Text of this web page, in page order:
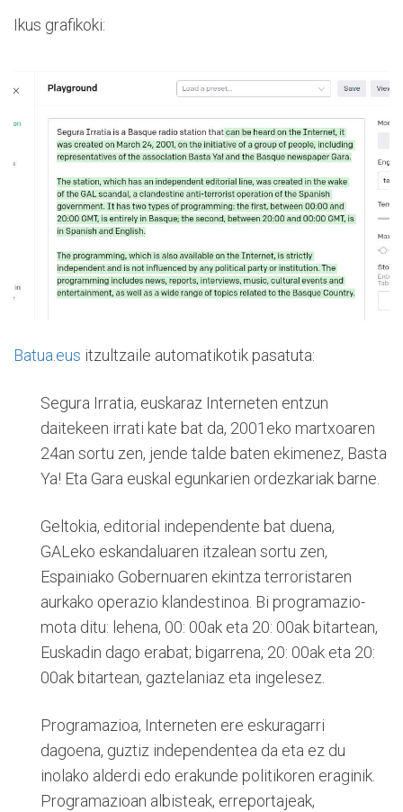
Ikus grafikoki:
Batua.eus itzultzaile automatikotik pasatuta:
Segura Irratia, euskaraz Interneten entzun
daitekeen irrati kate bat da, 2001eko martxoaren
24an sortu zen, jende talde baten ekimenez, Basta
Ya! Eta Gara euskal egunkarien ordezkariak barne.
Geltokia, editorial independente bat duena,
GALeko eskandaluaren itzalean sortu zen,
Espainiako Gobernuaren ekintza terroristaren
aurkako operazio klandestinoa. Bi programazio-
mota ditu: lehena, 00: 00ak eta 20: 00ak bitartean,
Euskadin dago erabat; bigarrena, 20: 00ak eta 20:
00ak bitartean, gaztelaniaz eta ingelesez.
Programazioa, Interneten ere eskuragarri
dagoena, guztiz independentea da eta ez du
inolako alderdi edo erakunde politikoren eraginik.
Programazioan albisteak, erreportajeak,